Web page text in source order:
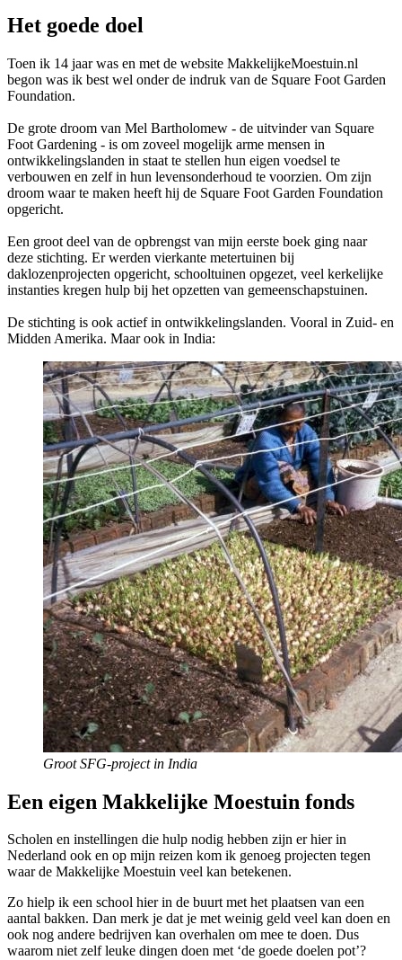
Het goede doel
Toen ik 14 jaar was en met de website MakkelijkeMoestuin.nl
begon was ik best wel onder de indruk van de Square Foot Garden
Foundation.
De grote droom van Mel Bartholomew - de uitvinder van Square
Foot Gardening - is om zoveel mogelijk arme mensen in
ontwikkelingslanden in staat te stellen hun eigen voedsel te
verbouwen en zelf in hun levensonderhoud te voorzien. Om zijn
droom waar te maken heeft hij de Square Foot Garden Foundation
opgericht.
Een groot deel van de opbrengst van mijn eerste boek ging naar
deze stichting. Er werden vierkante metertuinen bij
daklozenprojecten opgericht, schooltuinen opgezet, veel kerkelijke
instanties kregen hulp bij het opzetten van gemeenschapstuinen.
De stichting is ook actief in ontwikkelingslanden. Vooral in Zuid- en
Midden Amerika. Maar ook in India:
Groot SFG-project in India
Een eigen Makkelijke Moestuin fonds
Scholen en instellingen die hulp nodig hebben zijn er hier in
Nederland ook en op mijn reizen kom ik genoeg projecten tegen
waar de Makkelijke Moestuin veel kan betekenen.
Zo hielp ik een school hier in de buurt met het plaatsen van een
aantal bakken. Dan merk je dat je met weinig geld veel kan doen en
ook nog andere bedrijven kan overhalen om mee te doen. Dus
waarom niet zelf leuke dingen doen met ‘de goede doelen pot’?